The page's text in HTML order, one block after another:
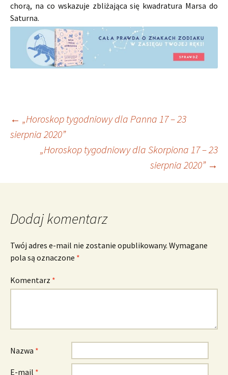
chorą, na co wskazuje zbliżająca się kwadratura Marsa do
Saturna.
Nawigacja
wpisu
← „Horoskop tygodniowy dla Panna 17 – 23
sierpnia 2020”
„Horoskop tygodniowy dla Skorpiona 17 – 23
sierpnia 2020” →
Dodaj komentarz
Twój adres e-mail nie zostanie opublikowany. Wymagane
pola są oznaczone *
Komentarz *
Nazwa *
E-mail *